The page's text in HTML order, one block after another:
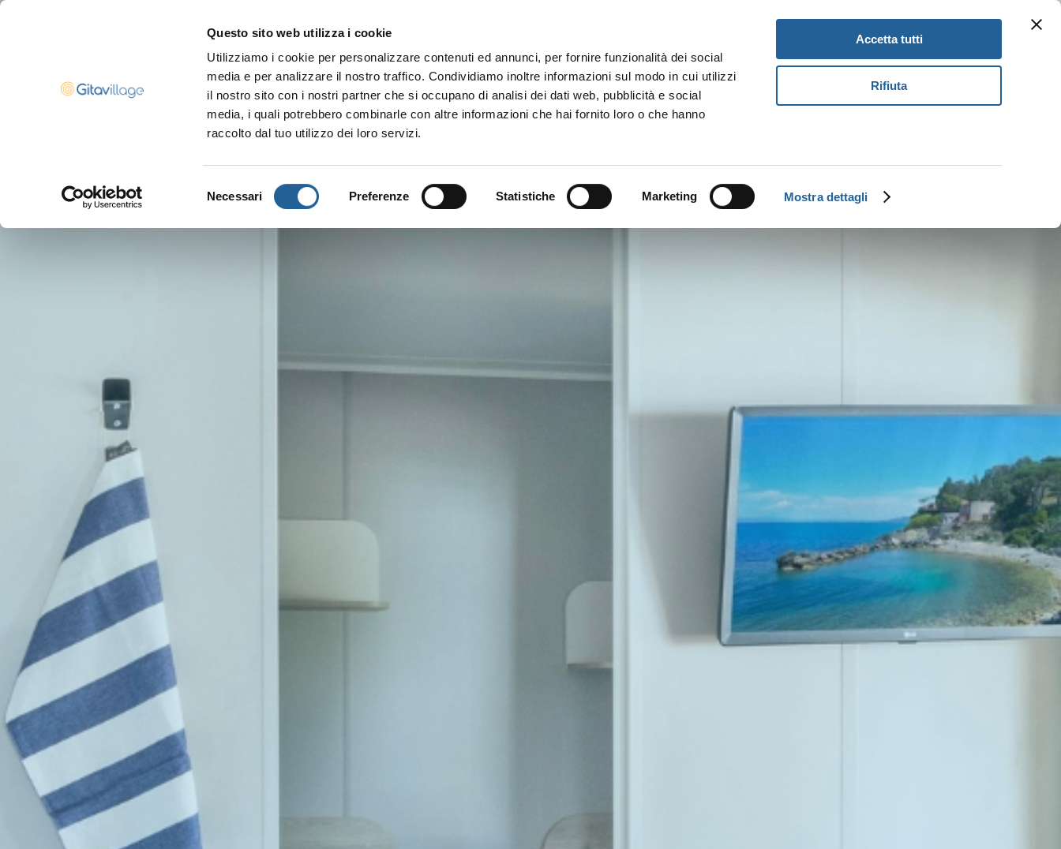
Questo sito web utilizza i cookie
Utilizziamo i cookie per personalizzare contenuti ed annunci, per fornire funzionalità dei social
media e per analizzare il nostro traffico. Condividiamo inoltre informazioni sul modo in cui utilizzi
il nostro sito con i nostri partner che si occupano di analisi dei dati web, pubblicità e social
media, i quali potrebbero combinarle con altre informazioni che hai fornito loro o che hanno
raccolto dal tuo utilizzo dei loro servizi.
del
Necessari Preferenze Statistiche Marketing Mostra dettagli
Accetta tutti
Rifiuta
Newsletter Gift Card
Navigazione servizi Prenota